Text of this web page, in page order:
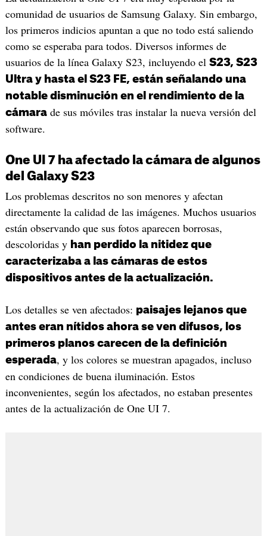
comunidad de usuarios de Samsung Galaxy. Sin embargo,
los primeros indicios apuntan a que no todo está saliendo
como se esperaba para todos. Diversos informes de
usuarios de la línea Galaxy S23, incluyendo el S23, S23
Ultra y hasta el S23 FE, están señalando una
notable disminución en el rendimiento de la
cámarade sus móviles tras instalar la nueva versión del
software.
One UI 7 ha afectado la cámara de algunos
del Galaxy S23
Los problemas descritos no son menores y afectan
directamente la calidad de las imágenes. Muchos usuarios
están observando que sus fotos aparecen borrosas,
descoloridas y han perdido la nitidez que
caracterizaba a las cámaras de estos
dispositivos antes de la actualización.
Los detalles se ven afectados: paisajes lejanos que
antes eran nítidos ahora se ven difusos, los
primeros planos carecen de la definición
esperada, y los colores se muestran apagados, incluso
en condiciones de buena iluminación. Estos
inconvenientes, según los afectados, no estaban presentes
antes de la actualización de One UI 7.